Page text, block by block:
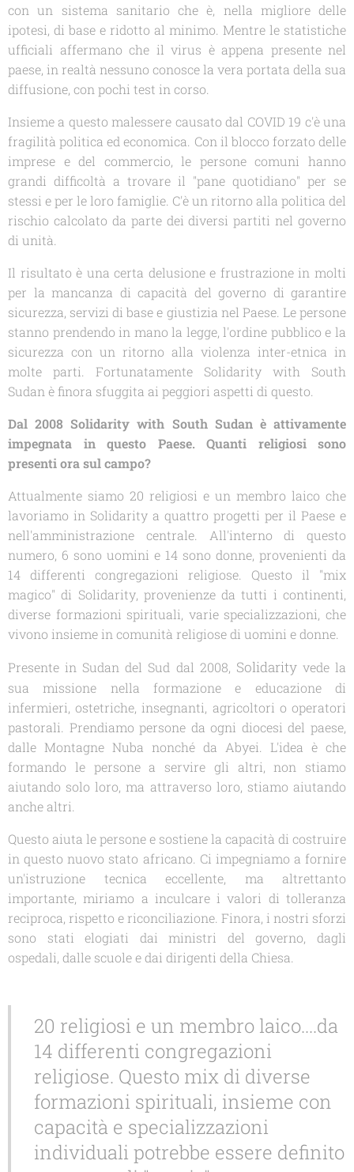
con un sistema sanitario che è, nella migliore delle
ipotesi, di base e ridotto al minimo. Mentre le statistiche
ufficiali affermano che il virus è appena presente nel
paese, in realtà nessuno conosce la vera portata della sua
diffusione, con pochi test in corso.
Insieme a questo malessere causato dal COVID 19 c'è una
fragilità politica ed economica. Con il blocco forzato delle
imprese e del commercio, le persone comuni hanno
grandi difficoltà a trovare il "pane quotidiano" per se
stessi e per le loro famiglie. C'è un ritorno alla politica del
rischio calcolato da parte dei diversi partiti nel governo
di unità.
Il risultato è una certa delusione e frustrazione in molti
per la mancanza di capacità del governo di garantire
sicurezza, servizi di base e giustizia nel Paese. Le persone
stanno prendendo in mano la legge, l'ordine pubblico e la
sicurezza con un ritorno alla violenza inter-etnica in
molte parti. Fortunatamente Solidarity with South
Sudan è finora sfuggita ai peggiori aspetti di questo.
Dal 2008 Solidarity with South Sudan è attivamente
impegnata in questo Paese. Quanti religiosi sono
presenti ora sul campo?
Attualmente siamo 20 religiosi e un membro laico che
lavoriamo in Solidarity a quattro progetti per il Paese e
nell'amministrazione centrale. All'interno di questo
numero, 6 sono uomini e 14 sono donne, provenienti da
14 differenti congregazioni religiose. Questo il "mix
magico" di Solidarity, provenienze da tutti i continenti,
diverse formazioni spirituali, varie specializzazioni, che
vivono insieme in comunità religiose di uomini e donne.
Presente in Sudan del Sud dal 2008, Solidarityvede la
sua missione nella formazione e educazione di
infermieri, ostetriche, insegnanti, agricoltori o operatori
pastorali. Prendiamo persone da ogni diocesi del paese,
dalle Montagne Nuba nonché da Abyei. L'idea è che
formando le persone a servire gli altri, non stiamo
aiutando solo loro, ma attraverso loro, stiamo aiutando
anche altri.
Questo aiuta le persone e sostiene la capacità di costruire
in questo nuovo stato africano. Ci impegniamo a fornire
un'istruzione tecnica eccellente, ma altrettanto
importante, miriamo a inculcare i valori di tolleranza
reciproca, rispetto e riconciliazione. Finora, i nostri sforzi
sono stati elogiati dai ministri del governo, dagli
ospedali, dalle scuole e dai dirigenti della Chiesa.
20 religiosi e un membro laico....da
14 differenti congregazioni
religiose. Questo mix di diverse
formazioni spirituali, insieme con
capacità e specializzazioni
individuali potrebbe essere definito